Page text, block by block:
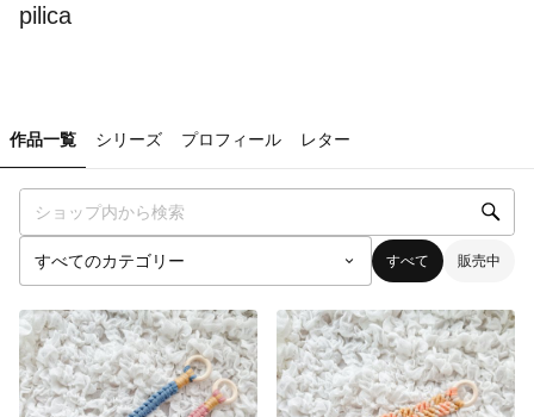
pilica
作品一覧 シリーズ プロフィール レター
すべて 販売中